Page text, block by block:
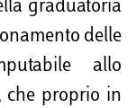
graduatoria
delle
allo
che proprio in